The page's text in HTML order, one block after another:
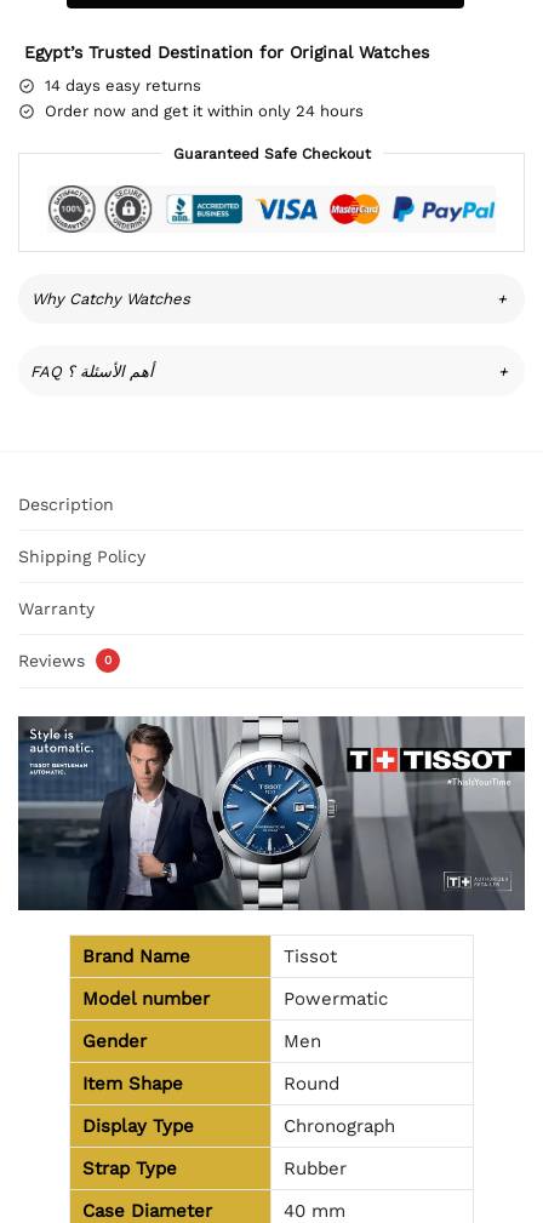
Egypt’s Trusted Destination for Original Watches
14 days easy returns
Order now and get it within only 24 hours
Guaranteed Safe Checkout
Why Catchy Watches +
FAQ أهم الأسئلة ؟ +
Description
Shipping Policy
Warranty
Reviews 0
Brand Name
Tissot
Model number
Powermatic
Gender
Men
Item Shape
Round
Display Type
Chronograph
Strap Type
Rubber
Case Diameter
40 mm